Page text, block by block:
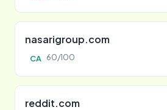
nasarigroup.com
CA 60/100
reddit.com